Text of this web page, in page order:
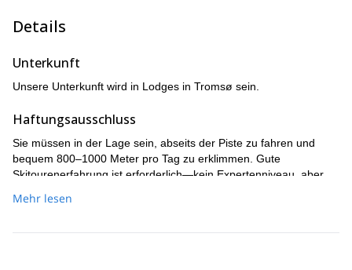
Details
Unterkunft
Unsere Unterkunft wird in Lodges in Tromsø sein.
Haftungsausschluss
Sie müssen in der Lage sein, abseits der Piste zu fahren und
bequem 800–1000 Meter pro Tag zu erklimmen. Gute
Skitourenerfahrung ist erforderlich—kein Expertenniveau, aber
Mehr lesen